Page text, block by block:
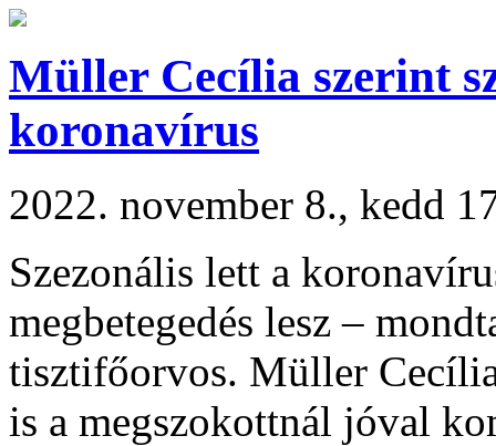
Müller Cecília szerint
koronavírus
2022. november 8., kedd
Szezonális lett a
megbetegedés lesz –
tisztifőorvos. Müller
is a megszokottnál jóval